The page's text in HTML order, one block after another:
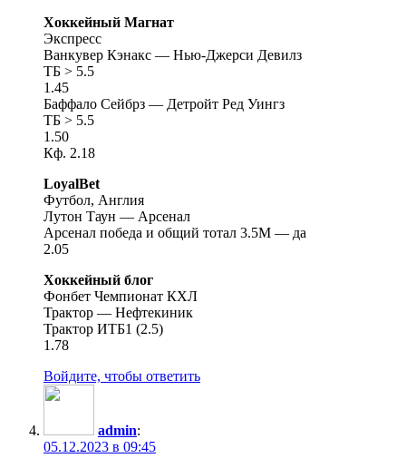
Хоккейный Магнат
Экспресс
Ванкувер Кэнакс — Нью-Джерси Девилз
ТБ > 5.5
1.45
Баффало Сейбрз — Детройт Ред Уингз
ТБ > 5.5
1.50
Кф. 2.18
LoyalBet
Футбол, Англия
Лутон Таун — Арсенал
Арсенал победа и общий тотал 3.5М — да
2.05
Хоккейный блог
Фонбет Чемпионат КХЛ
Трактор — Нефтекиник
Трактор ИТБ1 (2.5)
1.78
Войдите, чтобы ответить
admin:
05.12.2023 в 09:45